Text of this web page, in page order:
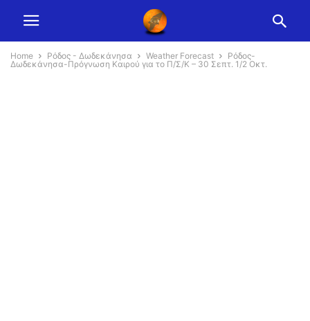
Home Ρόδος - Δωδεκάνησα Weather Forecast
Ρόδος-
Δωδεκάνησα-Πρόγνωση Καιρού για το Π/Σ/Κ – 30 Σεπτ. 1/2 Οκτ.